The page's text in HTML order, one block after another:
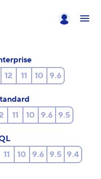
12 11 10 9.6
11 10 9.6 9.5
11 10 9.6 9.5 9.4